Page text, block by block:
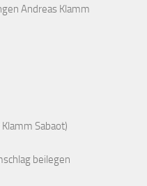
Andreas Klamm
Sabaot)
beilegen